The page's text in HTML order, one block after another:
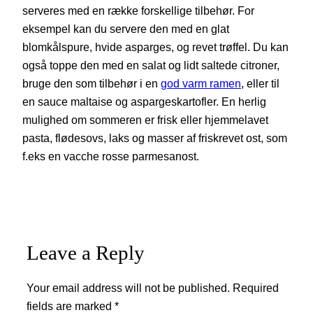
serveres med en række forskellige tilbehør. For
eksempel kan du servere den med en glat
blomkålspure, hvide asparges, og revet trøffel. Du kan
også toppe den med en salat og lidt saltede citroner,
bruge den som tilbehør i en god varm ramen, eller til
en sauce maltaise og aspargeskartofler. En herlig
mulighed om sommeren er frisk eller hjemmelavet
pasta, flødesovs, laks og masser af friskrevet ost, som
f.eks en vacche rosse parmesanost.
Leave a Reply
Your email address will not be published. Required
fields are marked *